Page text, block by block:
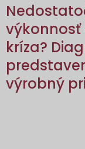
kríza?
výrobný